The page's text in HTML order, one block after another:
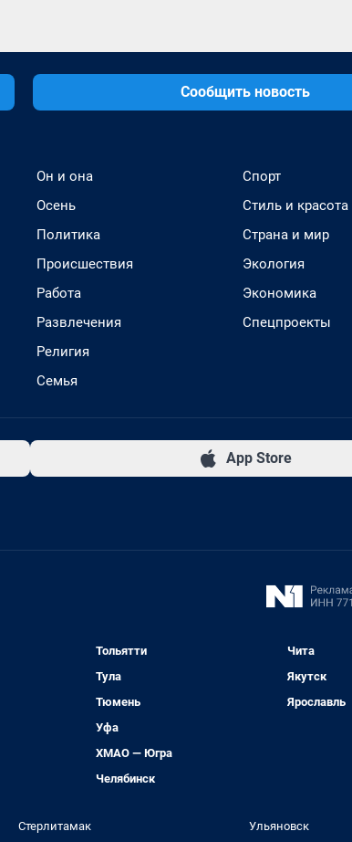
Сообщить новость
Он и она
Осень
Политика
Происшествия
Работа
Развлечения
Религия
Семья
Спорт
Стиль и красота
Страна и мир
Экология
Экономика
Спецпроекты
App Store
Тольятти
Тула
Тюмень
Уфа
ХМАО — Югра
Челябинск
Чита
Якутск
Ярославль
Стерлитамак Ульяновск